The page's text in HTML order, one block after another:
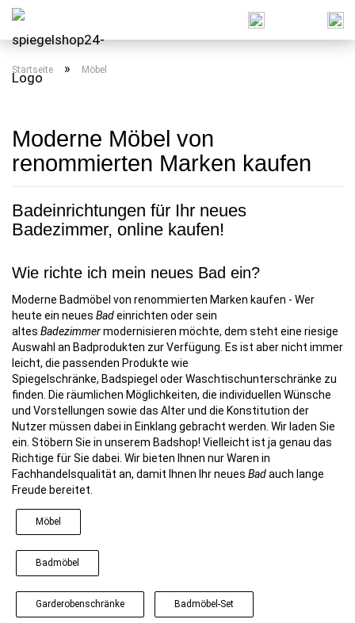
Startseite » Möbel
Moderne Möbel von
renommierten Marken kaufen
Badeinrichtungen für Ihr neues
Badezimmer, online kaufen!
Wie richte ich mein neues Bad ein?
Moderne Badmöbel von renommierten Marken kaufen - Wer
heute ein neues Badeinrichten oder sein
altes Badezimmermodernisieren möchte, dem steht eine riesige
Auswahl an Badprodukten zur Verfügung. Es ist aber nicht immer
leicht, die passenden Produkte wie
Spiegelschränke, Badspiegel oder Waschtischunterschränke zu
finden. Die räumlichen Möglichkeiten, die individuellen Wünsche
und Vorstellungen sowie das Alter und die Konstitution der
Nutzer müssen dabei in Einklang gebracht werden. Wir laden Sie
ein. Stöbern Sie in unserem Badshop! Vielleicht ist ja genau das
Richtige für Sie dabei. Wir bieten Ihnen nur Waren in
Fachhandelsqualität an, damit Ihnen Ihr neues Badauch lange
Freude bereitet.
Möbel
Badmöbel
Garderobenschränke Badmöbel-Set